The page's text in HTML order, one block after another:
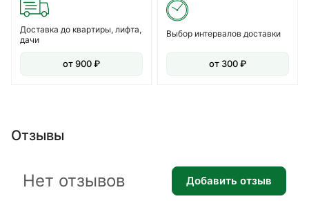
Доставка до квартиры, лифта,
дачи
от 900 ₽
Выбор интервалов доставки
от 300 ₽
Отзывы
Нет отзывов Добавить отзыв